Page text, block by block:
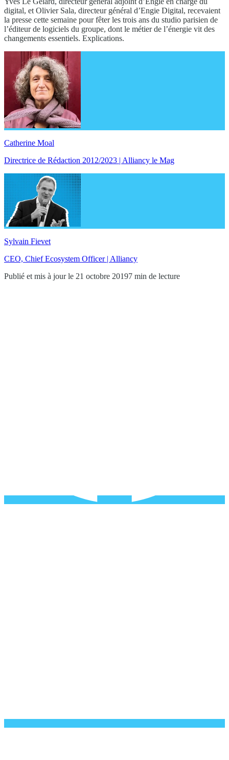
digital, et Olivier Sala, directeur général d’Engie Digital, recevaient
la presse cette semaine pour fêter les trois ans du studio parisien de
l’éditeur de logiciels du groupe, dont le métier de l’énergie vit des
changements essentiels. Explications.
Catherine Moal
Directrice de Rédaction 2012/2023 | Alliancy le Mag
Sylvain Fievet
CEO, Chief Ecosystem Officer | Alliancy
Publié et mis à jour le 21 octobre 20197 min de lecture